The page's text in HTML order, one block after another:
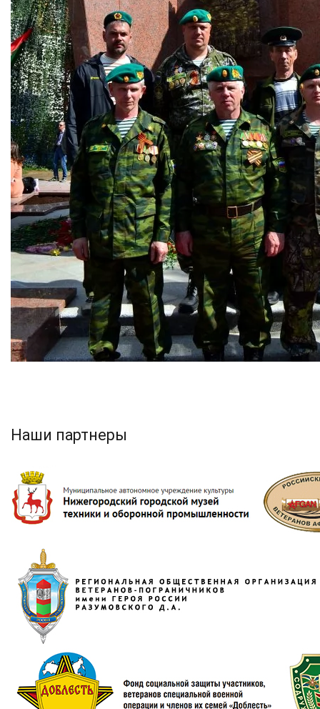
Наши партнеры